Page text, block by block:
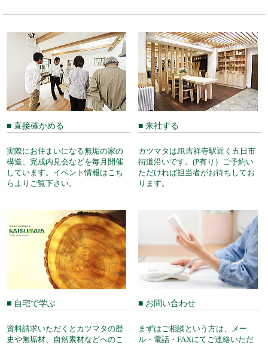
■ 直接確かめる
実際にお住まいになる無垢の家の
構造、完成内見会などを毎月開催
しています。イベント情報はこち
らよりご覧下さい。
■ 来社する
カツマタはJR吉祥寺駅近く五日市
街道沿いです。(P有り）ご予約い
ただければ担当者がお待ちしてお
ります。
■ 自宅で学ぶ
資料請求いただくとカツマタの歴
史や無垢材、自然素材などへのこ
■ お問い合わせ
まずはご相談という方は、メー
ル・電話・FAXにてご連絡いただ